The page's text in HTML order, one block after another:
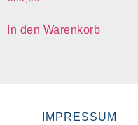
In den Warenkorb
IMPRESSUM